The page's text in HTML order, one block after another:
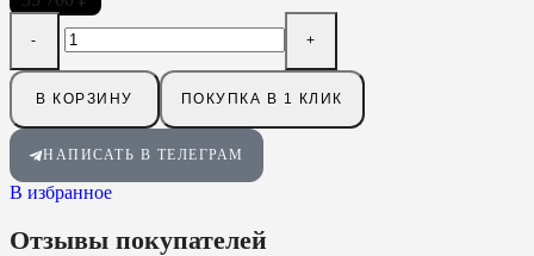
В КОРЗИНУ ПОКУПКА В 1 КЛИК
НАПИСАТЬ В ТЕЛЕГРАМ
В избранное
Отзывы покупателей